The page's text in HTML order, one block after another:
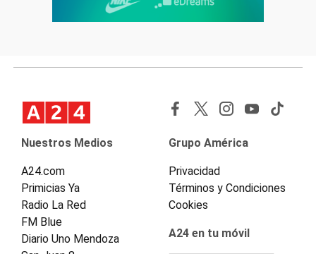
Nuestros Medios
A24.com
Primicias Ya
Radio La Red
FM Blue
Diario Uno Mendoza
Grupo América
Privacidad
Términos y Condiciones
Cookies
A24 en tu móvil